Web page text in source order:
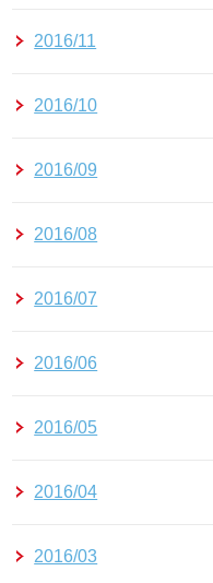
2016/11
2016/10
2016/09
2016/08
2016/07
2016/06
2016/05
2016/04
2016/03